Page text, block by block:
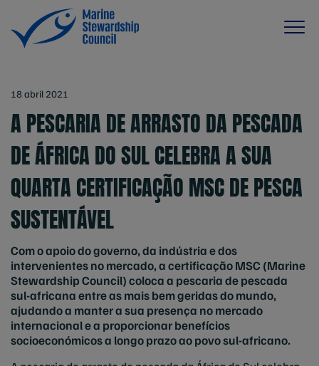
18 abril 2021
A PESCARIA DE ARRASTO DA PESCADA
DE ÁFRICA DO SUL CELEBRA A SUA
QUARTA CERTIFICAÇÃO MSC DE PESCA
SUSTENTÁVEL
Com o apoio do governo, da indústria e dos
intervenientes no mercado, a certificação MSC (Marine
Stewardship Council) coloca a pescaria de pescada
sul-africana entre as mais bem geridas do mundo,
ajudando a manter a sua presença no mercado
internacional e a proporcionar benefícios
socioeconómicos a longo prazo ao povo sul-africano.